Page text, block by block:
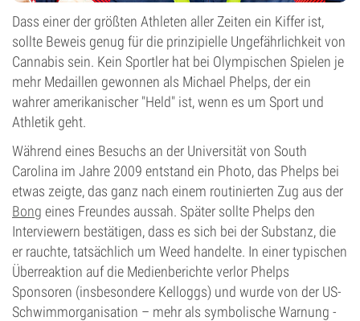
Dass einer der größten Athleten aller Zeiten ein Kiffer ist,
sollte Beweis genug für die prinzipielle Ungefährlichkeit von
Cannabis sein. Kein Sportler hat bei Olympischen Spielen je
mehr Medaillen gewonnen als Michael Phelps, der ein
wahrer amerikanischer "Held" ist, wenn es um Sport und
Athletik geht.
Während eines Besuchs an der Universität von South
Carolina im Jahre 2009 entstand ein Photo, das Phelps bei
etwas zeigte, das ganz nach einem routinierten Zug aus der
Bong eines Freundes aussah. Später sollte Phelps den
Interviewern bestätigen, dass es sich bei der Substanz, die
er rauchte, tatsächlich um Weed handelte. In einer typischen
Überreaktion auf die Medienberichte verlor Phelps
Sponsoren (insbesondere Kelloggs) und wurde von der US-
Schwimmorganisation – mehr als symbolische Warnung -